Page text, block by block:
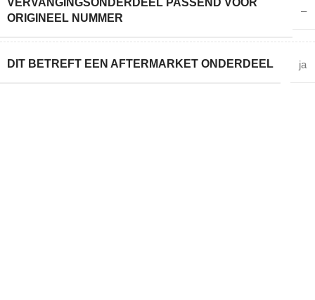
VERVANGINGSONDERDEEL PASSEND VOOR
ORIGINEEL NUMMER
–
DIT BETREFT EEN AFTERMARKET ONDERDEEL ja